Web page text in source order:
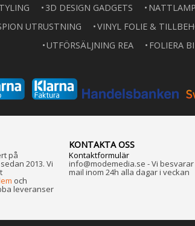
3D DESIGN GADGETS
UTRUSTNING
VINYL FOLIE &
UTFÖRSÄLJNING REA
FOLIERA
på
sedan 2013. Vi
och
leveranser
KONTAKTA OSS
Kontaktformulär
info@modemedia.se - Vi
mail inom 24h alla dagar i veckan